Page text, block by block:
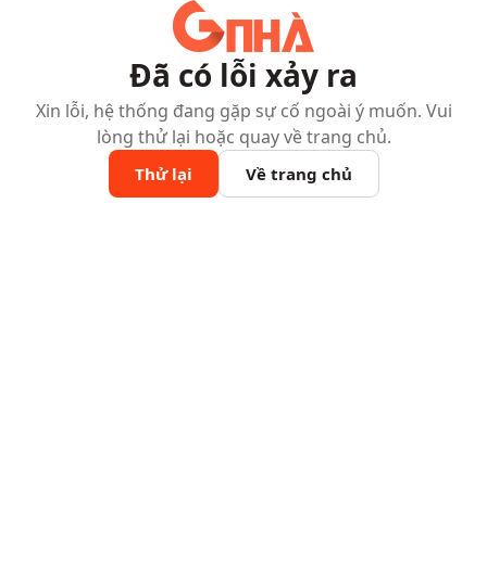
Đã có lỗi xảy ra
Xin lỗi, hệ thống đang gặp sự cố ngoài ý muốn. Vui
lòng thử lại hoặc quay về trang chủ.
Thử lại Về trang chủ